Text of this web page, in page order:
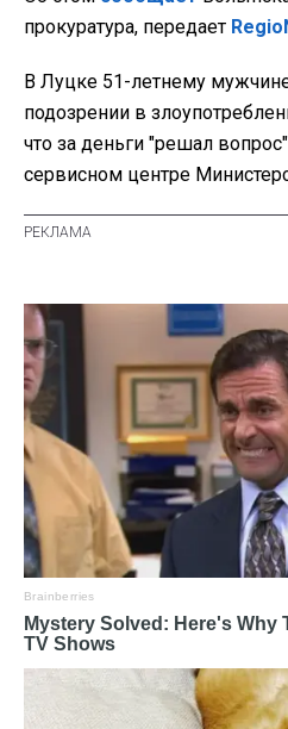
прокуратура, передает
В Луцке 51-летнему
подозрении в
что за деньги "решал
сервисном центре